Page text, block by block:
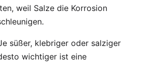
weil Salze die Korrosion
süßer, klebriger oder salziger
wichtiger ist eine